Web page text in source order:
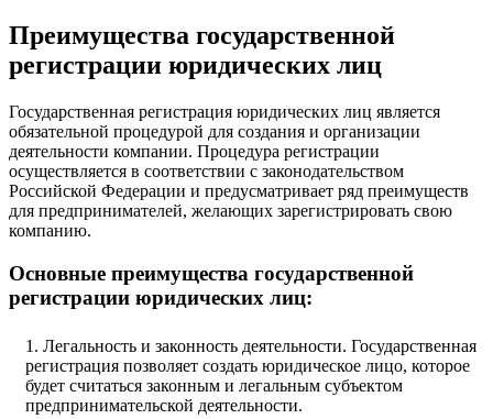
Преимущества государственной
регистрации юридических лиц
Государственная регистрация юридических лиц является
обязательной процедурой для создания и организации
деятельности компании. Процедура регистрации
осуществляется в соответствии с законодательством
Российской Федерации и предусматривает ряд преимуществ
для предпринимателей, желающих зарегистрировать свою
компанию.
Основные преимущества государственной
регистрации юридических лиц:
Легальность и законность деятельности. Государственная
регистрация позволяет создать юридическое лицо, которое
будет считаться законным и легальным субъектом
предпринимательской деятельности.